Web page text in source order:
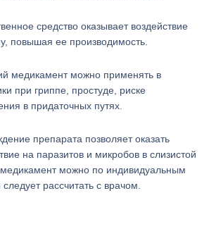
средство оказывает воздействие
повышая ее производимость.
медикамент можно применять в
при гриппе, простуде, риске
в придаточных путях.
препарата позволяет оказать
на паразитов и микробов в слизистой
можно по индивидуальным
рассчитать с врачом.